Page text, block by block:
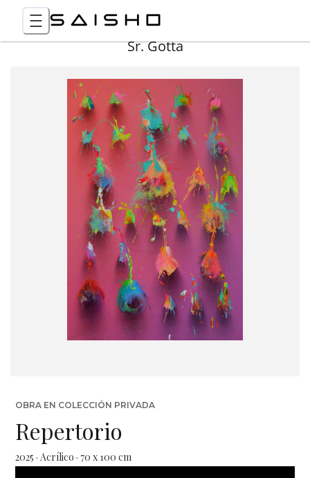
Sr. Gotta
OBRA EN COLECCIÓN PRIVADA
Repertorio
2025 · Acrílico · 70 x 100 cm